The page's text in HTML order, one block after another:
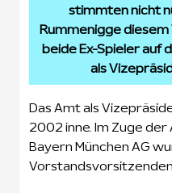
stimmten nicht
Rummenigge
beide Ex-Spieler auf
als
Das Amt als
2002 inne. Im Zuge der
Bayern München AG